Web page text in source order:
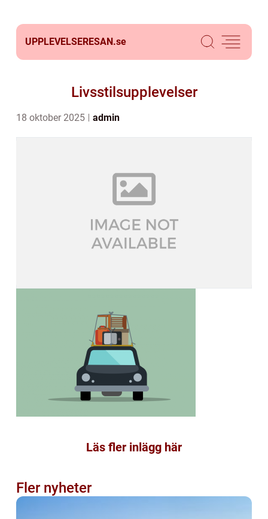
UPPLEVELSERESAN.se
Livsstilsupplevelser
18 oktober 2025 admin
Läs fler inlägg här
Fler nyheter